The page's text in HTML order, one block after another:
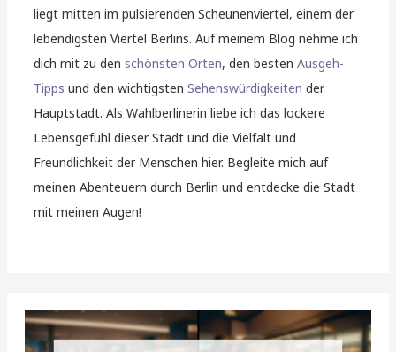
liegt mitten im pulsierenden Scheunenviertel, einem der
lebendigsten Viertel Berlins. Auf meinem Blog nehme ich
dich mit zu denschönsten Orten, den bestenAusgeh-
Tipps und den wichtigstenSehenswürdigkeiten der
Hauptstadt. Als Wahlberlinerin liebe ich das lockere
Lebensgefühl dieser Stadt und die Vielfalt und
Freundlichkeit der Menschen hier. Begleite mich auf
meinen Abenteuern durch Berlin und entdecke die Stadt
mit meinen Augen!